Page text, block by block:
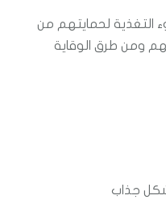
التغذية لحمايتهم من
ومن طرق الوقاية
جذاب